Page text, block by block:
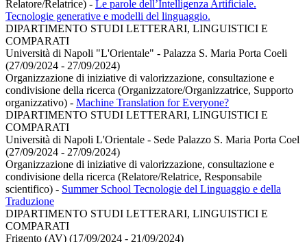
Relatore/Relatrice) - Le parole dell’Intelligenza Artificiale.
Tecnologie generative e modelli del linguaggio.
DIPARTIMENTO STUDI LETTERARI, LINGUISTICI E
COMPARATI
Università di Napoli "L'Orientale" - Palazza S. Maria Porta Coeli
(27/09/2024 - 27/09/2024)
Organizzazione di iniziative di valorizzazione, consultazione e
condivisione della ricerca (Organizzatore/Organizzatrice, Supporto
organizzativo) - Machine Translation for Everyone?
DIPARTIMENTO STUDI LETTERARI, LINGUISTICI E
COMPARATI
Università di Napoli L'Orientale - Sede Palazzo S. Maria Porta Coel
(27/09/2024 - 27/09/2024)
Organizzazione di iniziative di valorizzazione, consultazione e
condivisione della ricerca (Relatore/Relatrice, Responsabile
scientifico) - Summer School Tecnologie del Linguaggio e della
Traduzione
DIPARTIMENTO STUDI LETTERARI, LINGUISTICI E
COMPARATI
Frigento (AV) (17/09/2024 - 21/09/2024)